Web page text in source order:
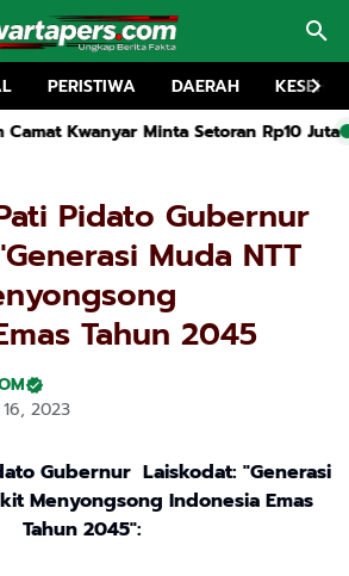
PERISTIWA DAERAH
Rp10 Juta
Rakor MKKS dan
Pidato Gubernur
Muda NTT
Tahun 2045
2023
Gubernur Laiskodat: "Generasi
Menyongsong Indonesia Emas
Tahun 2045":